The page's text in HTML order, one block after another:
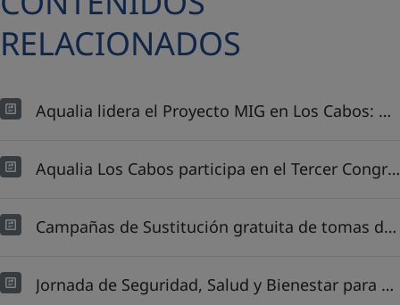
RELACIONADOS
Aqualia lidera el Proyecto MIG en Los Cabos: OOMSAPAS, FONADIN y el ayuntamiento de Los Cabos, dan banderazo de inicio de operaciones
Aqualia Los Cabos participa en el Tercer Congreso Internacional de Ingeniería Civil: Innovación que construye futuros
Campañas de Sustitución gratuita de tomas domiciliarias y medidores de agua potable en Cabo San Lucas, Baja California Sur
Jornada de Seguridad, Salud y Bienestar para Proyecto MIG Los Cabos, México